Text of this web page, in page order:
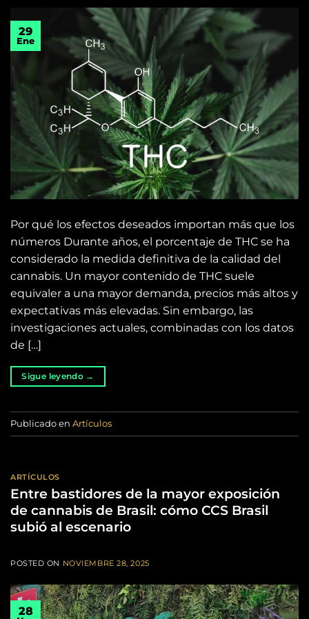
29
Ene
Por qué los efectos deseados importan más que los
números Durante años, el porcentaje de THC se ha
considerado la medida definitiva de la calidad del
cannabis. Un mayor contenido de THC suele
equivaler a una mayor demanda, precios más altos y
expectativas más elevadas. Sin embargo, las
investigaciones actuales, combinadas con los datos
de […]
Sigue leyendo →
Publicado en Artículos
ARTÍCULOS
Entre bastidores de la mayor exposición
de cannabis de Brasil: cómo CCS Brasil
subió al escenario
POSTED ON NOVIEMBRE 28, 2025
28